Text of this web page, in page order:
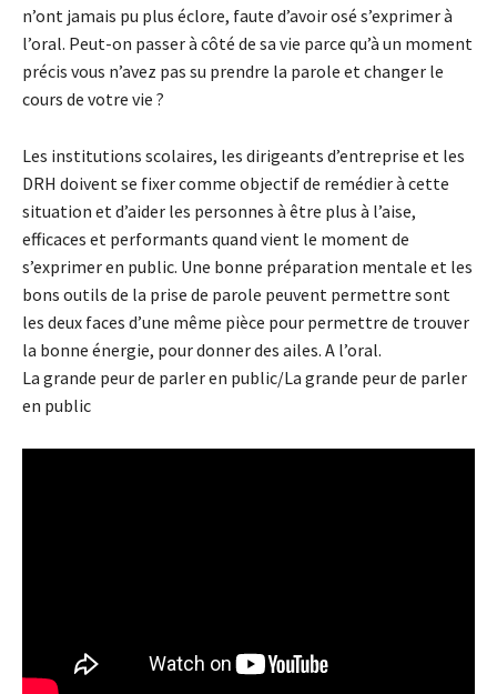
n’ont jamais pu plus éclore, faute d’avoir osé s’exprimer à
l’oral. Peut-on passer à côté de sa vie parce qu’à un moment
précis vous n’avez pas su prendre la parole et changer le
cours de votre vie ?
Les institutions scolaires, les dirigeants d’entreprise et les
DRH doivent se fixer comme objectif de remédier à cette
situation et d’aider les personnes à être plus à l’aise,
efficaces et performants quand vient le moment de
s’exprimer en public. Une bonne préparation mentale et les
bons outils de la prise de parole peuvent permettre sont
les deux faces d’une même pièce pour permettre de trouver
la bonne énergie, pour donner des ailes. A l’oral.
La grande peur de parler en public/La grande peur de parler
en public